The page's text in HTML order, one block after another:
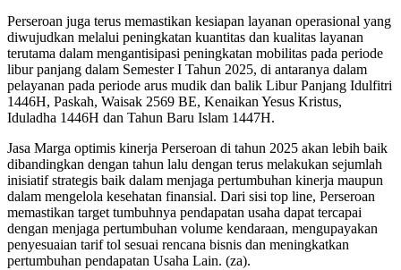
Perseroan juga terus memastikan kesiapan layanan operasional yang
diwujudkan melalui peningkatan kuantitas dan kualitas layanan
terutama dalam mengantisipasi peningkatan mobilitas pada periode
libur panjang dalam Semester I Tahun 2025, di antaranya dalam
pelayanan pada periode arus mudik dan balik Libur Panjang Idulfitri
1446H, Paskah, Waisak 2569 BE, Kenaikan Yesus Kristus,
Iduladha 1446H dan Tahun Baru Islam 1447H.
Jasa Marga optimis kinerja Perseroan di tahun 2025 akan lebih baik
dibandingkan dengan tahun lalu dengan terus melakukan sejumlah
inisiatif strategis baik dalam menjaga pertumbuhan kinerja maupun
dalam mengelola kesehatan finansial. Dari sisi top line, Perseroan
memastikan target tumbuhnya pendapatan usaha dapat tercapai
dengan menjaga pertumbuhan volume kendaraan, mengupayakan
penyesuaian tarif tol sesuai rencana bisnis dan meningkatkan
pertumbuhan pendapatan Usaha Lain. (za).